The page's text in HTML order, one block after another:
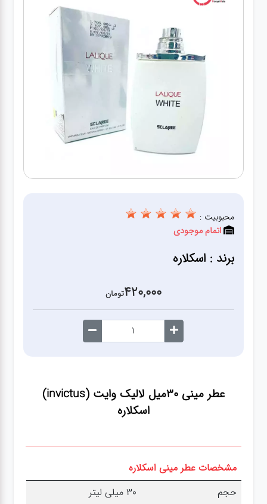
مراقبت شخصی
چینی زرین
لوازم خانه
لوازم متفرقه
آشپزخانه
کلمن،فلاسک،قمقمه
سطل
زباله،سرویس
بهداشتی،حمام
عطر مینی 30میل لالیک وایت (invictus)
اسکلاره
مشخصات عطر مینی اسکلاره
حجم
30 میلی لیتر
محبوبیت :
اتمام موجودی
برند : اسکلاره
420,000تومان